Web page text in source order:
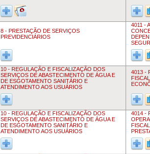
8 - PRESTAÇÃO DE SERVIÇOS
PREVIDENCIÁRIOS
4011 -
10 - REGULAÇÃO E FISCALIZAÇÃO DOS
SERVIÇOS DE ABASTECIMENTO DE ÁGUA E
DE ESGOTAMENTO SANITÁRIO E
ATENDIMENTO AOS USUÁRIOS
4013 -
10 - REGULAÇÃO E FISCALIZAÇÃO DOS
SERVIÇOS DE ABASTECIMENTO DE ÁGUA E
DE ESGOTAMENTO SANITÁRIO E
ATENDIMENTO AOS USUÁRIOS
4014 -